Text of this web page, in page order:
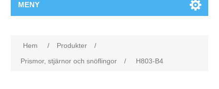
MENY
Hem / Produkter
/
Prismor, stjärnor och snöflingor
/ H803-B4